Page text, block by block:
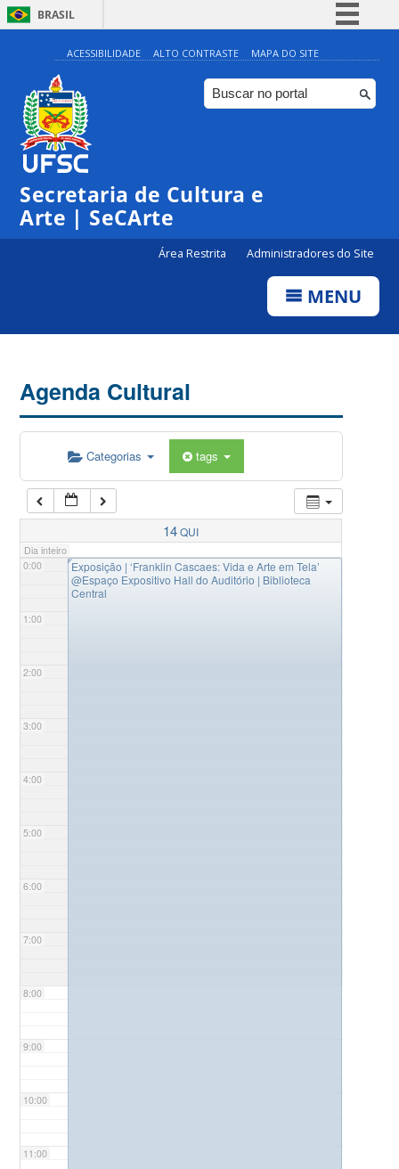
BRASIL
Simplifique!
Comunica BR
Participe
ACESSIBILIDADE ALTO CONTRASTE MAPA DO SITE
Secretaria de Cultura e
Arte | SeCArte
Área Restrita Administradores do Site
MENU
Agenda Cultural
Categorias tags
14QUI
Dia inteiro
0:00
1:00
2:00
3:00
4:00
5:00
6:00
7:00
8:00
9:00
10:00
11:00
◤Exposição | ‘Franklin Cascaes: Vida e Arte em Tela’
@Espaço Expositivo Hall do Auditório | Biblioteca
Central